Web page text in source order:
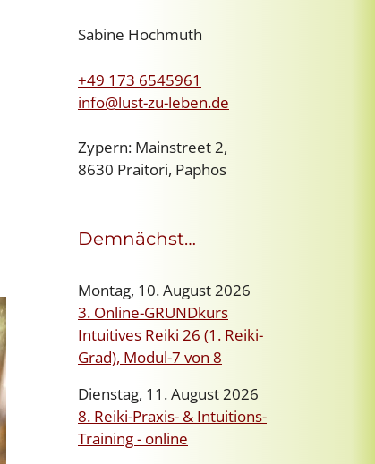
Sabine Hochmuth
+49 173 6545961
info@lust-zu-leben.de
Zypern: Mainstreet 2,
8630 Praitori, Paphos
Demnächst…
Montag, 10. August 2026
3. Online-GRUNDkurs
Intuitives Reiki 26 (1. Reiki-
Grad), Modul-7 von 8
Dienstag, 11. August 2026
8. Reiki-Praxis- & Intuitions-
Training - online